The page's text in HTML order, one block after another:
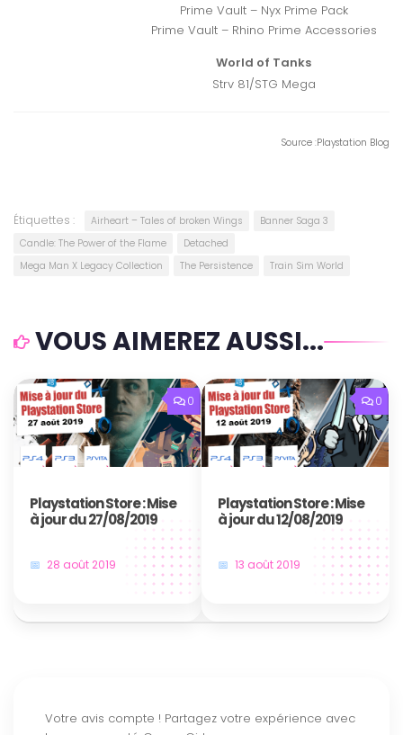
Prime Vault – Nyx Prime Pack
Prime Vault – Rhino Prime Accessories
World of Tanks
Strv 81/STG Mega
Source :Playstation Blog
Étiquettes : Airheart – Tales of broken Wings
Banner Saga 3
Candle: The Power of the Flame
Detached
Mega Man X Legacy Collection
The Persistence Train Sim World
VOUS AIMEREZ AUSSI...
0
Playstation Store : Mise
à jour du 27/08/2019
28 août 2019
0
Playstation Store : Mise
à jour du 12/08/2019
13 août 2019